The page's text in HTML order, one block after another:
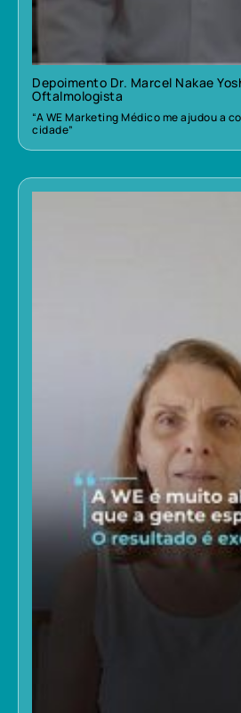
Depoimento Dr. Marcel Nakae
Oftalmologista
“A WE Marketing Médico me ajudou a
cidade”